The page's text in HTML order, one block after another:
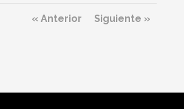
« Anterior Siguiente »